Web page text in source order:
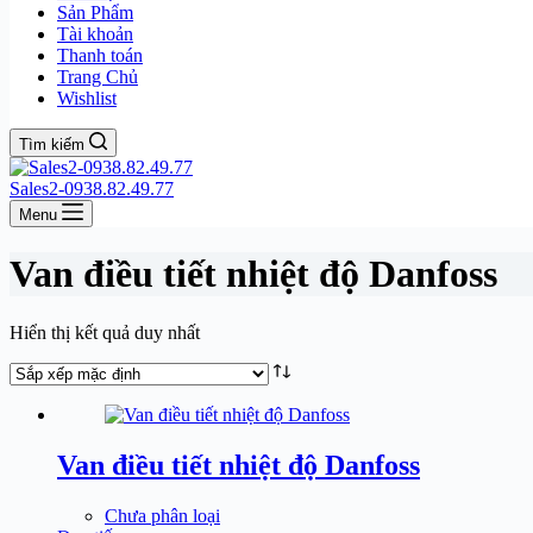
Sản Phẩm
Tài khoản
Thanh toán
Trang Chủ
Wishlist
Tìm kiếm
Sales2-0938.82.49.77
Menu
Van điều tiết nhiệt độ Danfoss
Hiển thị kết quả duy nhất
Van điều tiết nhiệt độ Danfoss
Chưa phân loại